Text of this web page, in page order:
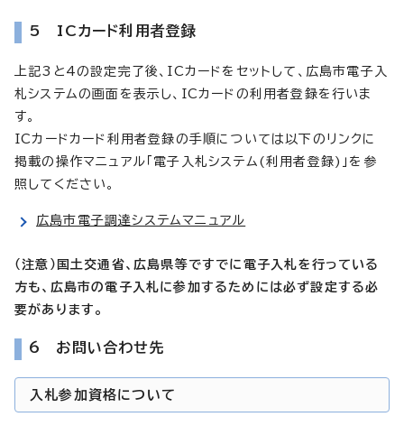
5 ICカード利用者登録
上記3と4の設定完了後、ICカードをセットして、広島市電子入
札システムの画面を表示し、ICカードの利用者登録を行いま
す。
ICカードカード利用者登録の手順については以下のリンクに
掲載の操作マニュアル「電子入札システム(利用者登録)」を参
照してください。
広島市電子調達システムマニュアル
（注意）国土交通省、広島県等ですでに電子入札を行っている
方も、広島市の電子入札に参加するためには必ず設定する必
要があります。
6 お問い合わせ先
入札参加資格について